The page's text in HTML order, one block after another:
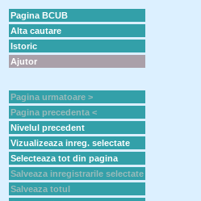
Pagina BCUB
Alta cautare
Istoric
Ajutor
Pagina urmatoare >
Pagina precedenta <
Nivelul precedent
Vizualizeaza inreg. selectate
Selecteaza tot din pagina
Salveaza inregistrarile selectate
Salveaza totul